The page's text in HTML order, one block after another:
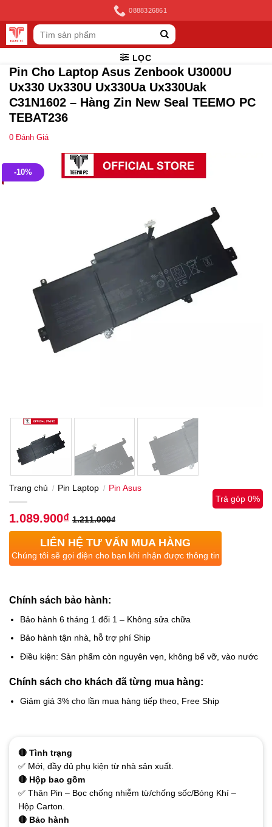
to
content
0888326861
Tìm
kiếm:
LỌC
Pin Cho Laptop Asus Zenbook U3000U
Ux330 Ux330U Ux330Ua Ux330Uak
C31N1602 – Hàng Zin New Seal TEEMO PC
TEBAT236
0 Đánh Giá
-10%
Trang chủ / Pin Laptop / Pin Asus
1.089.900₫ 1.211.000₫
Trả góp 0%
LIÊN HỆ TƯ VẤN MUA HÀNG
Chúng tôi sẽ gọi điện cho bạn khi nhận được thông tin
Chính sách bảo hành:
Bảo hành 6 tháng 1 đổi 1 – Không sửa chữa
Bảo hành tận nhà, hỗ trợ phí Ship
Điều kiện: Sản phẩm còn nguyên vẹn, không bể vỡ, vào nước
Chính sách cho khách đã từng mua hàng:
Giảm giá 3% cho lần mua hàng tiếp theo, Free Ship
🔴 Tình trạng
✅ Mới, đầy đủ phụ kiện từ nhà sản xuất.
🔴 Hộp bao gồm
✅ Thân Pin – Bọc chống nhiễm từ/chống sốc/Bóng Khí –
Hộp Carton.
🔴 Bảo hành